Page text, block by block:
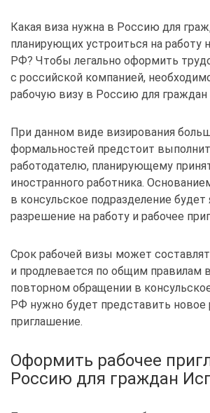
Какая виза нужна в Россию для
планирующих устроиться на работу
РФ? Чтобы легально оформить
с российской компанией,
рабочую визу в Россию для граждан
При данном виде визирования
формальностей предстоит
работодателю, планирующему
иностранного работника.
в консульское подразделение будет
разрешение на работу и рабочее
Срок рабочей визы может
и продлевается по общим правилам
повторном обращении в
РФ нужно будет представить новое
приглашение.
Оформить рабочее
Россию для граждан